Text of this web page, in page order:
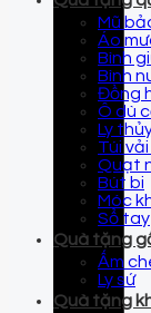
Mũ
Áo
Bình
Bình
Đồng
Ô dù
Ly
Túi
Quạt
Bút bi
Móc
Sổ tay
Quà tặng
Ấm
Ly sứ
Quà tặng